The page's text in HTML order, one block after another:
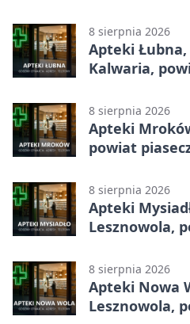
8 sierpnia 2026
Apteki
Kalwaria,
8 sierpnia 2026
Apteki
powiat
8 sierpnia 2026
Apteki
Lesznowola,
8 sierpnia 2026
Apteki Nowa
Lesznowola,